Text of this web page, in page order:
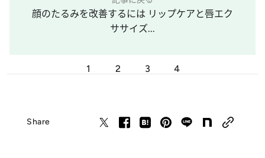
顔のたるみを改善するには リップケアと唇エク
ササイズ...
1 2 3 4
Share